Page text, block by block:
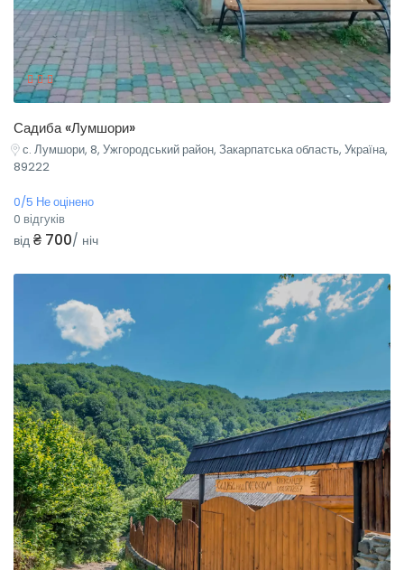
Садиба «Лумшори»
с. Лумшори, 8, Ужгородський район, Закарпатська область, Україна,
89222
0/5 Не оцінено
0 відгуків
від ₴ 700/ ніч